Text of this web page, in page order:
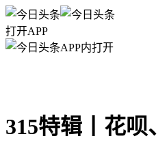
打开APP
APP内打开
315特辑丨花呗